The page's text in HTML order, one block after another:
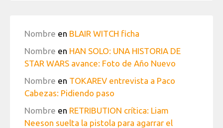
Nombre en BLAIR WITCH ficha
Nombre en HAN SOLO: UNA HISTORIA DE
STAR WARS avance: Foto de Año Nuevo
Nombre en TOKAREV entrevista a Paco
Cabezas: Pidiendo paso
Nombre en RETRIBUTION crítica: Liam
Neeson suelta la pistola para agarrar el